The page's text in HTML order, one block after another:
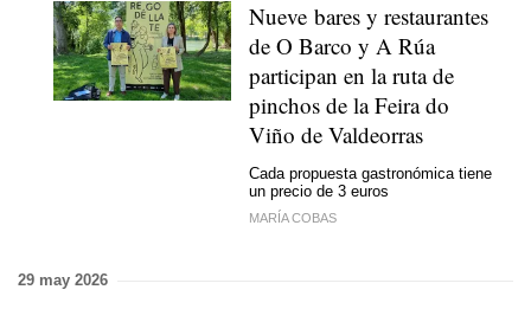
Nueve bares y restaurantes
de O Barco y A Rúa
participan en la ruta de
pinchos de la Feira do
Viño de Valdeorras
Cada propuesta gastronómica tiene
un precio de 3 euros
MARÍA COBAS
29 may 2026